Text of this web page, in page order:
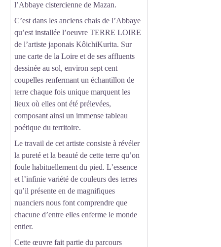
l’Abbaye cistercienne de Mazan.
C’est dans les anciens chais de l’Abbaye
qu’est installée l’oeuvre TERRE LOIRE
de l’artiste japonais KôichiKurita. Sur
une carte de la Loire et de ses affluents
dessinée au sol, environ sept cent
coupelles renfermant un échantillon de
terre chaque fois unique marquent les
lieux où elles ont été prélevées,
composant ainsi un immense tableau
poétique du territoire.
Le travail de cet artiste consiste à révéler
la pureté et la beauté de cette terre qu’on
foule habituellement du pied. L’essence
et l’infinie variété de couleurs des terres
qu’il présente en de magnifiques
nuanciers nous font comprendre que
chacune d’entre elles enferme le monde
entier.
Cette œuvre fait partie du parcours